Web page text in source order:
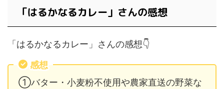
「はるかなるカレー」さんの感想
「はるかなるカレー」さんの感想👇
感想
①バター・小麦粉不使用や農家直送の野菜な